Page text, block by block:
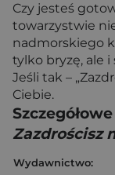
Czy jesteś
towarzystwie
nadmorskiego
tylko bryzę, ale
Jeśli tak –
Ciebie.
Zazdrościsz
Wydawnictwo: